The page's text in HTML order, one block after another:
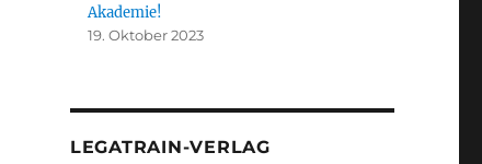
Akademie!
19. Oktober 2023
LEGATRAIN-VERLAG